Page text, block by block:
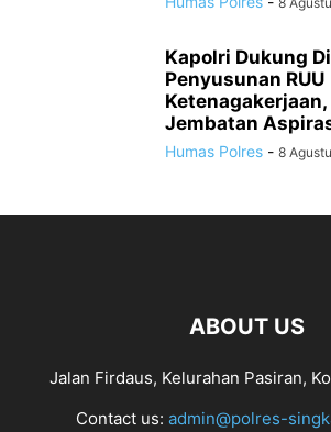
Kapolri Dukung
Penyusunan RUU
Ketenagakerjaan,
Jembatan
Humas Polres - 8
ABOUT US
Jalan Firdaus, Kelurahan Pasiran,
Contact us: admin@polres-